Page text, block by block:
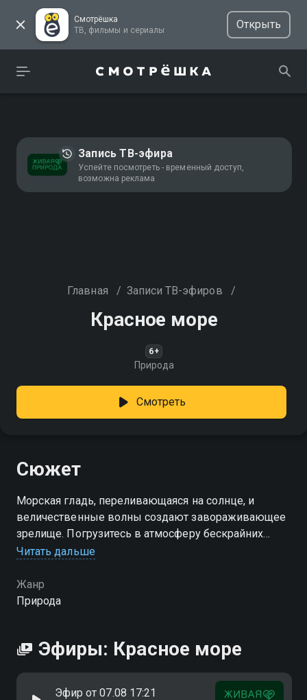
Смотрёшка
ТВ, фильмы и сериалы
Открыть
Запись ТВ-эфира
Успейте посмотреть - временный доступ,
возможна реклама
Главная / Записи ТВ-эфиров /
Красное море
6+
Природа
Смотреть
Сюжет
Морская гладь, переливающаяся на солнце, и
величественные волны создают завораживающее
зрелище. Погрузитесь в атмосферу бескрайних
водных просторов
Читать дальше
Жанр
Природа
Эфиры: Красное море
Эфир от 07.08 17:21